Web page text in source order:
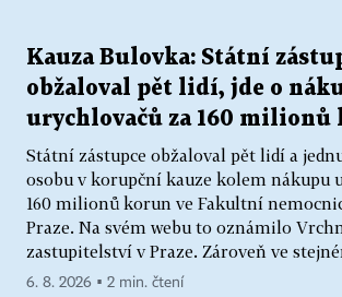
Kauza Bulovka: Státní
obžaloval pět lidí, jde o
urychlovačů za 160 milionů
Státní zástupce obžaloval pět lidí a
osobu v korupční kauze kolem nákupu
160 milionů korun ve Fakultní
Praze. Na svém webu to oznámilo
zastupitelství v Praze. Zároveň ve
6. 8. 2026 ▪ 2 min. čtení